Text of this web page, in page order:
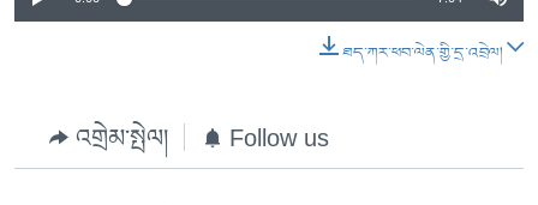
ཐད་ཀར་ཕབ་ལེན་གྱི་དྲ་འབྲེལ།
འགྲེམ་སྤེལ། Follow us